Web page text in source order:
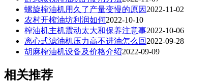
螺旋榨油机用久了产量变慢的原因 2022-11-02
农村开榨油坊利润如何2022-10-10
榨油机主机震动太大和保养注意事2022-10-06
离心式滤油机压力高不进油怎么回 2022-09-28
胡麻榨油机设备及价格介绍2022-09-09
相关推荐